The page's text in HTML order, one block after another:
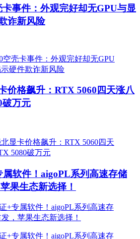
事件：外观完好却无GPU与显
诈新风险
价格飙升：RTX 5060四天涨八
破万元
软件！aigoPL系列高速存储
果生态新选择！